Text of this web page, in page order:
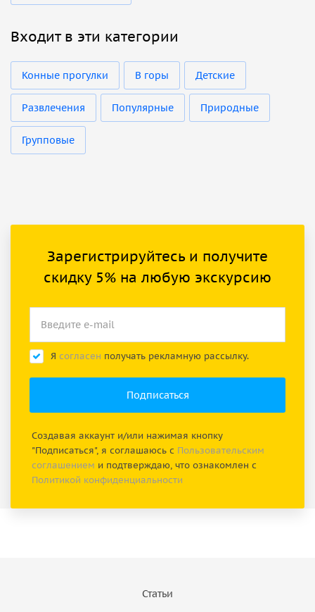
Входит в эти категории
Конные прогулки В горы Детские
Развлечения Популярные Природные
Групповые
Зарегистрируйтесь и получите
скидку 5% на любую экскурсию
Я согласен получать рекламную рассылку.
Создавая аккаунт и/или нажимая кнопку
"Подписаться", я соглашаюсь с Пользовательским
соглашением и подтверждаю, что ознакомлен с
Политикой конфиденциальности
Статьи